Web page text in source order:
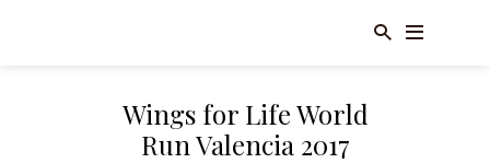
Wings for Life World
Run Valencia 2017